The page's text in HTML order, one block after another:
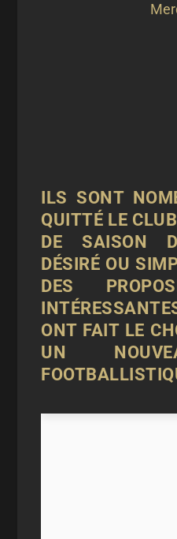
ILS SONT
QUITTÉ LE
DE SAISON
DÉSIRÉ OU
DES
ONT FAIT LE
UN